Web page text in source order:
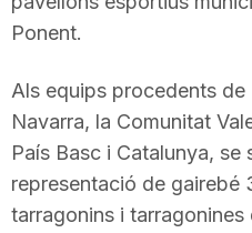
Ponent.
Als equips procedents
Navarra, la Comunitat
País Basc i Catalunya, se
representació de gairebé
tarragonins i